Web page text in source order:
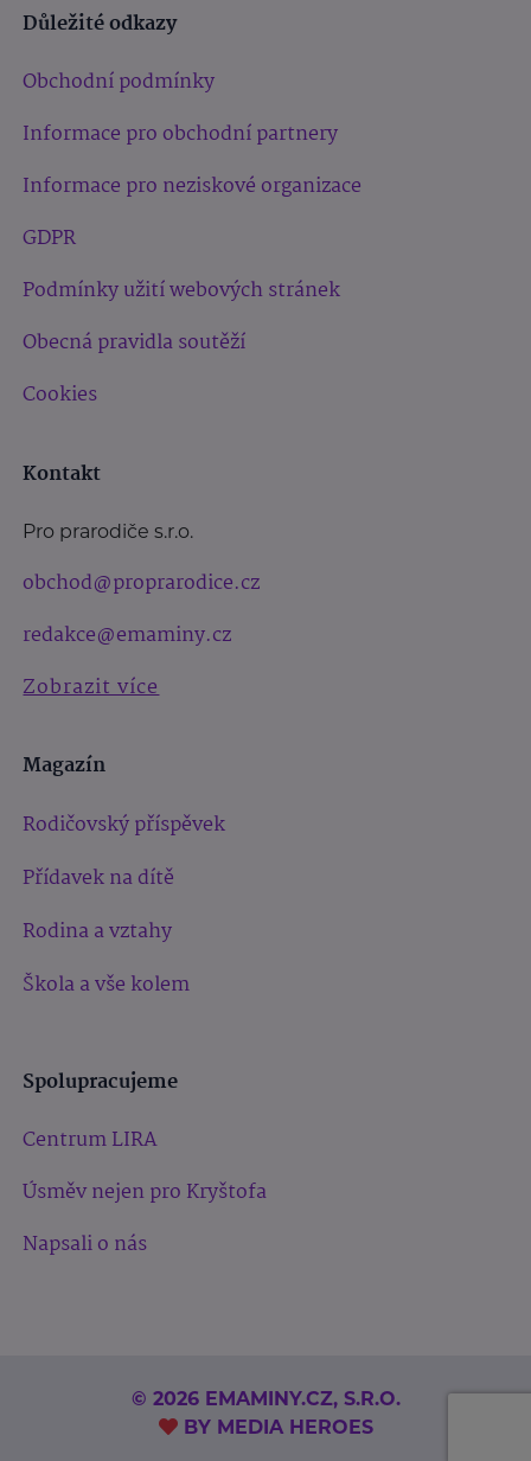
Důležité odkazy
Obchodní podmínky
Informace pro obchodní partnery
Informace pro neziskové organizace
GDPR
Podmínky užití webových stránek
Obecná pravidla soutěží
Cookies
Kontakt
Pro prarodiče s.r.o.
obchod@proprarodice.cz
redakce@emaminy.cz
Zobrazit více
Magazín
Rodičovský příspěvek
Přídavek na dítě
Rodina a vztahy
Škola a vše kolem
Spolupracujeme
Centrum LIRA
Úsměv nejen pro Kryštofa
Napsali o nás
© 2026 EMAMINY.CZ, S.R.O.
BY MEDIA HEROES